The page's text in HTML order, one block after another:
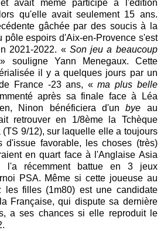
avait même participé à l'édition
qu'elle avait seulement 15 ans.
gâchée par des soucis à la
pôle espoirs d'Aix-en-Provence s'est
2021-2022. « Son jeu a beaucoup
souligne Yann Menegaux. Cette
il y a quelques jours par un
France -23 ans, «ma plus belle
après sa finale face à Léa
Ninon bénéficiera d'unbye au
retrouver en 1/8ème la Tchèque
9/12), sur laquelle elle a toujours
favorable, les choses (très)
en quart face à l'Anglaise Asia
l'a récemment battue en 3 jeux
PSA. Même si cette joueuse au
les filles (1m80) est une candidate
Française, qui dispute sa dernière
a ses chances si elle reproduit le